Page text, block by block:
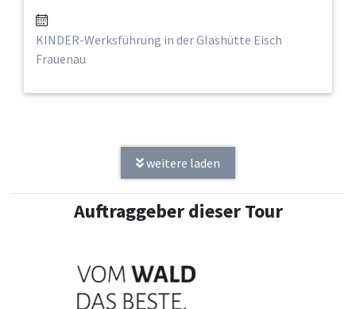
KINDER-Werksführung in der Glashütte Eisch
Frauenau
weitere laden
Auftraggeber dieser Tour